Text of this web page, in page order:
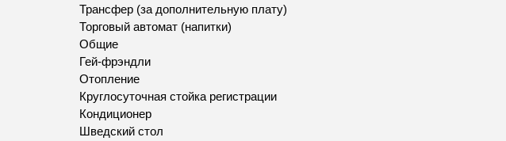
Трансфер (за дополнительную плату)
Торговый автомат (напитки)
Общие
Гей-фрэндли
Отопление
Круглосуточная стойка регистрации
Кондиционер
Шведский стол